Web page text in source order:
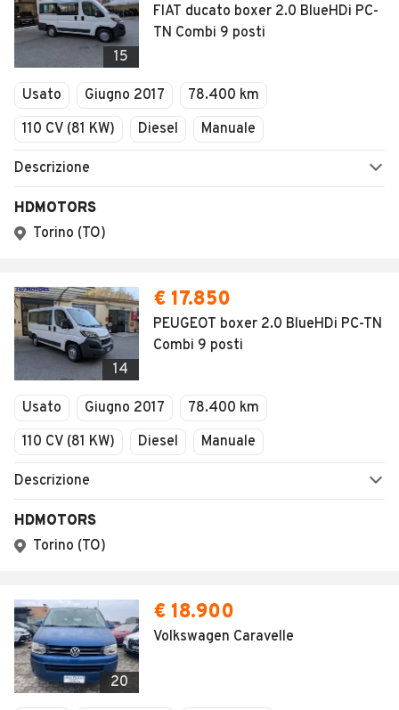
15
FIAT ducato boxer 2.0 BlueHDi PC-
TN Combi 9 posti
Usato Giugno 2017
78.400 km
110 CV (81 KW)
Diesel Manuale
Descrizione
HDMOTORS
Torino (TO)
14
€ 17.850
PEUGEOT boxer 2.0 BlueHDi PC-TN
Combi 9 posti
Usato Giugno 2017
78.400 km
110 CV (81 KW)
Diesel Manuale
Descrizione
HDMOTORS
Torino (TO)
20
€ 18.900
Volkswagen Caravelle